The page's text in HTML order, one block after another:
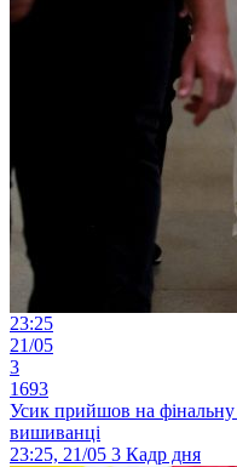
23:25
21/05
3
1693
Усик прийшов на фінальну
вишиванці
23:25, 21/05 3 Кадр дня